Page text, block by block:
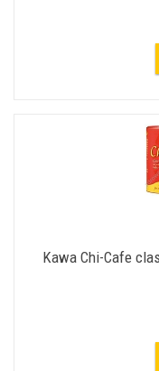
Kawa Chi-Cafe